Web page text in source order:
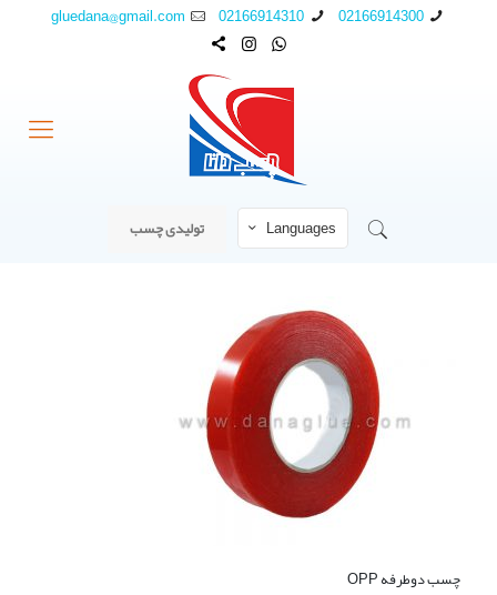
02166914300
02166914310
gluedana@gmail.com
Languages تولیدی چسب
چسب دوطرفه OPP